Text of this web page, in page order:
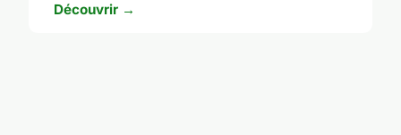
Découvrir →